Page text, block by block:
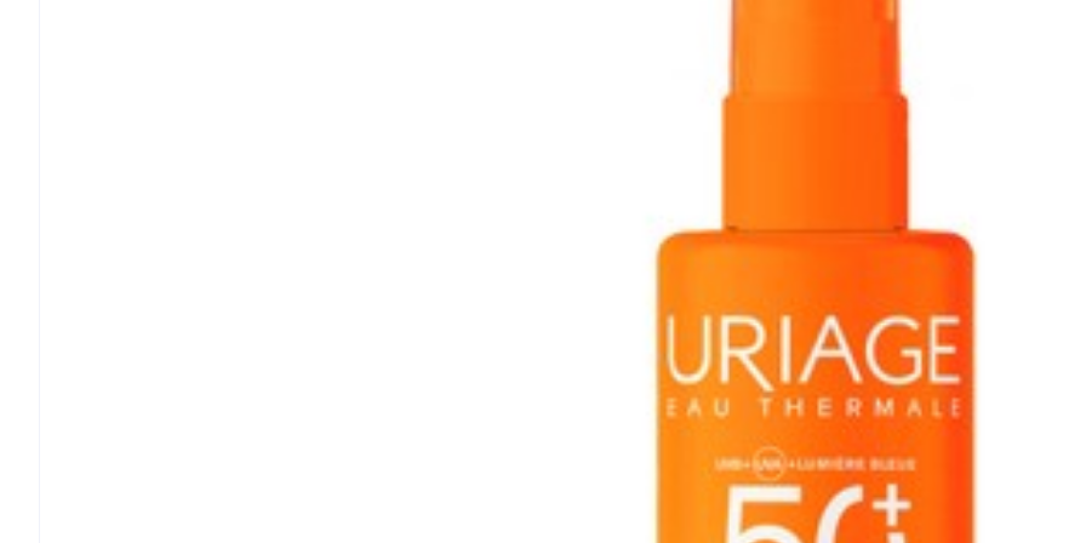
Zonder palmolie
Behoud Kamertemperatuur (15°C